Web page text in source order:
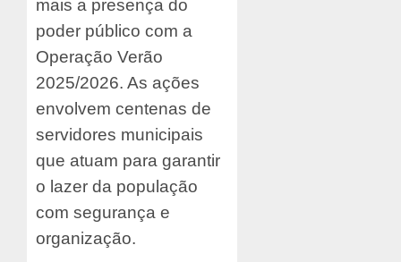
mais a presença do
poder público com a
Operação Verão
2025/2026. As ações
envolvem centenas de
servidores municipais
que atuam para garantir
o lazer da população
com segurança e
organização.